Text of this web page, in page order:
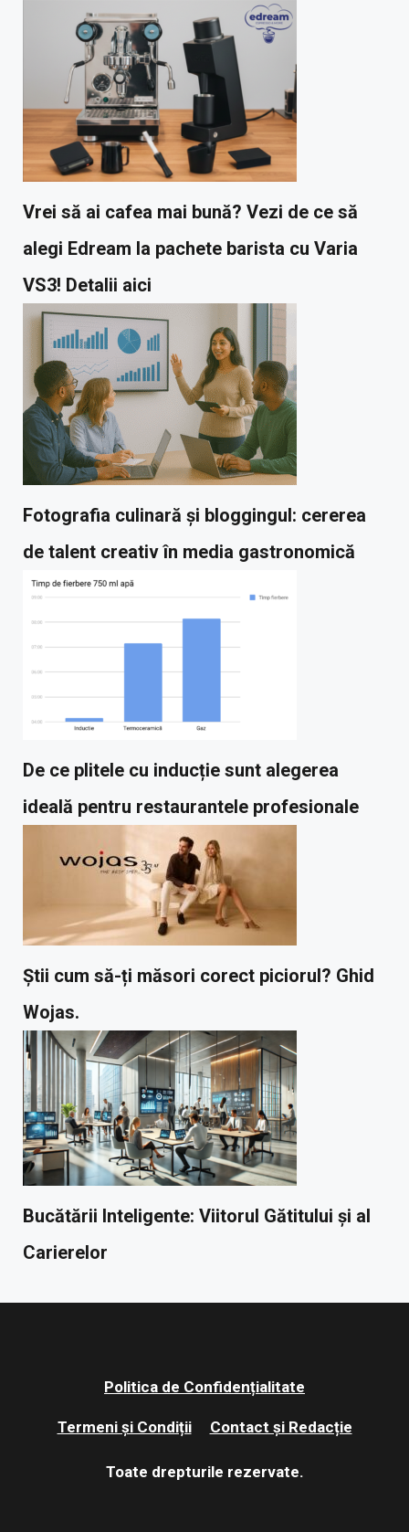
Vrei să ai cafea mai bună? Vezi de ce să
alegi Edream la pachete barista cu Varia
VS3! Detalii aici
Fotografia culinară și bloggingul: cererea
de talent creativ în media gastronomică
De ce plitele cu inducție sunt alegerea
ideală pentru restaurantele profesionale
Știi cum să-ți măsori corect piciorul? Ghid
Wojas.
Bucătării Inteligente: Viitorul Gătitului și al
Carierelor
Politica de Confidențialitate
Termeni și Condiții Contact și Redacție
Toate drepturile rezervate.